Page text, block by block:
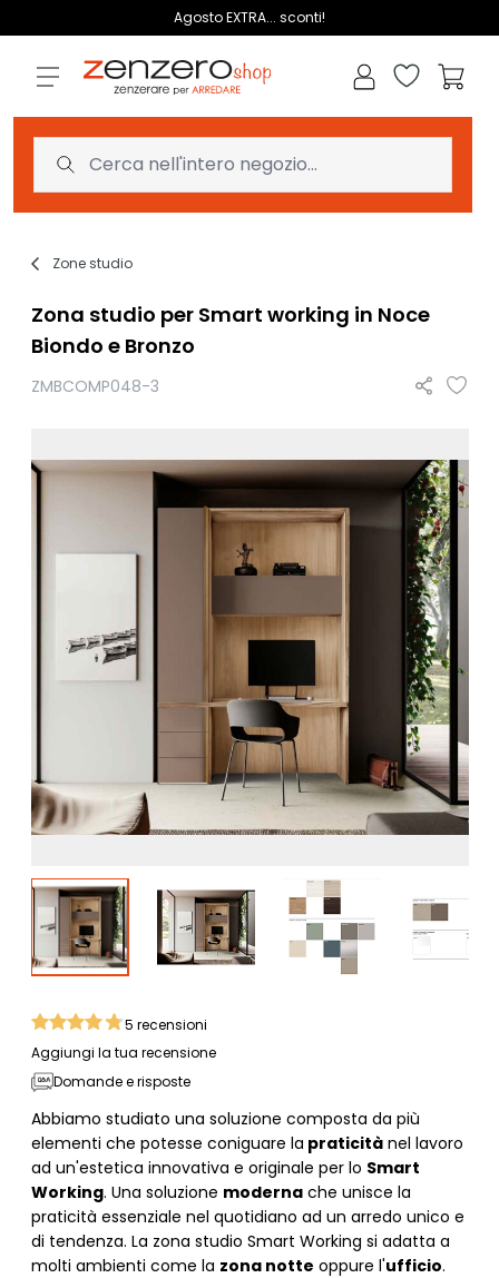
Agosto EXTRA... sconti!
Lista dei
Zone studio
Zona studio per Smart working in Noce
Biondo e Bronzo
ZMBCOMP048-3
5 recensioni
Aggiungi la tua recensione
Domande e risposte
Abbiamo studiato una soluzione composta da più
elementi che potesse coniguare la praticitànel lavoro
ad un'estetica innovativa e originale per lo Smart
Working. Una soluzione modernache unisce la
praticità essenziale nel quotidiano ad un arredo unico e
di tendenza. La zona studio Smart Working si adatta a
molti ambienti come la zona notte oppure l'ufficio.